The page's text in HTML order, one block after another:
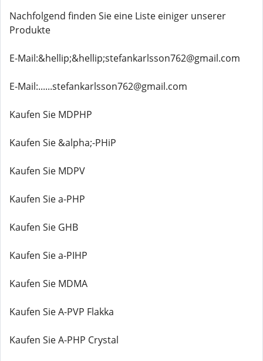
Nachfolgend finden Sie eine Liste einiger unserer
Produkte
E-Mail:&hellip;&hellip;stefankarlsson762@gmail.com
E-Mail:......stefankarlsson762@gmail.com
Kaufen Sie MDPHP
Kaufen Sie &alpha;-PHiP
Kaufen Sie MDPV
Kaufen Sie a-PHP
Kaufen Sie GHB
Kaufen Sie a-PIHP
Kaufen Sie MDMA
Kaufen Sie A-PVP Flakka
Kaufen Sie A-PHP Crystal